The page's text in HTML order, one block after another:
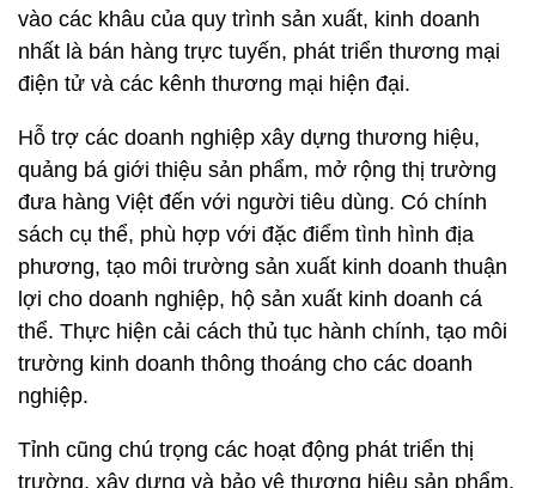
vào các khâu của quy trình sản xuất, kinh doanh
nhất là bán hàng trực tuyến, phát triển thương mại
điện tử và các kênh thương mại hiện đại.
Hỗ trợ các doanh nghiệp xây dựng thương hiệu,
quảng bá giới thiệu sản phẩm, mở rộng thị trường
đưa hàng Việt đến với người tiêu dùng. Có chính
sách cụ thể, phù hợp với đặc điểm tình hình địa
phương, tạo môi trường sản xuất kinh doanh thuận
lợi cho doanh nghiệp, hộ sản xuất kinh doanh cá
thể. Thực hiện cải cách thủ tục hành chính, tạo môi
trường kinh doanh thông thoáng cho các doanh
nghiệp.
Tỉnh cũng chú trọng các hoạt động phát triển thị
trường, xây dựng và bảo vệ thương hiệu sản phẩm,